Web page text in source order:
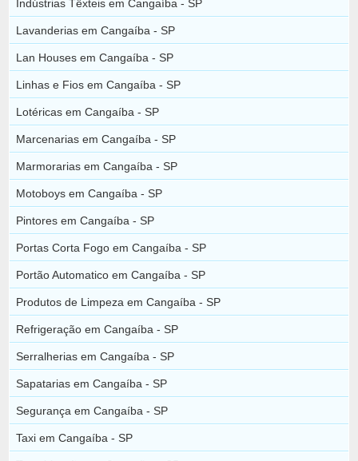
Indústrias Têxteis em Cangaíba - SP
Lavanderias em Cangaíba - SP
Lan Houses em Cangaíba - SP
Linhas e Fios em Cangaíba - SP
Lotéricas em Cangaíba - SP
Marcenarias em Cangaíba - SP
Marmorarias em Cangaíba - SP
Motoboys em Cangaíba - SP
Pintores em Cangaíba - SP
Portas Corta Fogo em Cangaíba - SP
Portão Automatico em Cangaíba - SP
Produtos de Limpeza em Cangaíba - SP
Refrigeração em Cangaíba - SP
Serralherias em Cangaíba - SP
Sapatarias em Cangaíba - SP
Segurança em Cangaíba - SP
Taxi em Cangaíba - SP